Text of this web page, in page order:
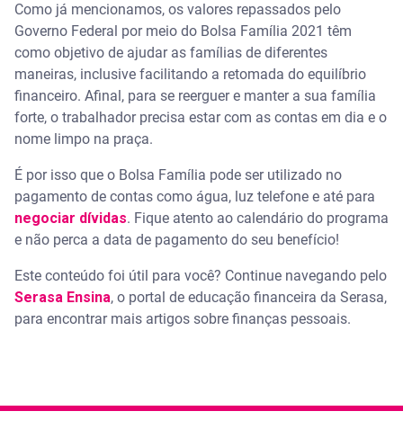
Como já mencionamos, os valores repassados pelo
Governo Federal por meio do Bolsa Família 2021 têm
como objetivo de ajudar as famílias de diferentes
maneiras, inclusive facilitando a retomada do equilíbrio
financeiro. Afinal, para se reerguer e manter a sua família
forte, o trabalhador precisa estar com as contas em dia e o
nome limpo na praça.
É por isso que o Bolsa Família pode ser utilizado no
pagamento de contas como água, luz telefone e até para
negociar dívidas. Fique atento ao calendário do programa
e não perca a data de pagamento do seu benefício!
Este conteúdo foi útil para você? Continue navegando pelo
Serasa Ensina, o portal de educação financeira da Serasa,
para encontrar mais artigos sobre finanças pessoais.